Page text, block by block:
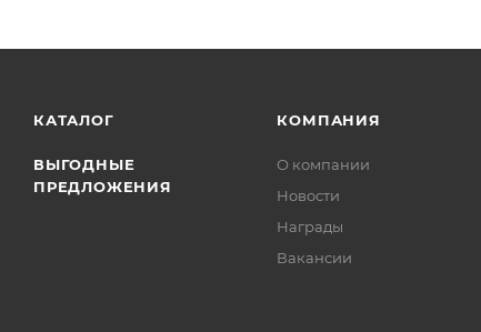
КАТАЛОГ
ВЫГОДНЫЕ
ПРЕДЛОЖЕНИЯ
КОМПАНИЯ
О компании
Новости
Награды
Вакансии